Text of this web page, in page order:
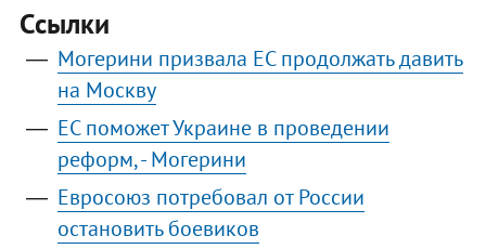
Ссылки
Могерини призвала ЕС продолжать давить
на Москву
ЕС поможет Украине в проведении
реформ, - Могерини
Евросоюз потребовал от России
остановить боевиков